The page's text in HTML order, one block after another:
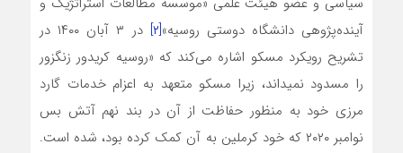
آینده‌پژوهی دانشگاه دوستی روسیه»[۲]
در ۳ آبان ۱۴۰۰ در
تشریح رویکرد مسکو اشاره‌ می‌کند که «روسیه کریدور زنگزور
را مسدود نمی­داند، زیرا مسکو متعهد به اعزام خدمات گارد
مرزی خود به منظور حفاظت از آن در بند نهم آتش بس
نوامبر ۲۰۲۰ که خود کرملین به آن کمک کرده بود، شده است.